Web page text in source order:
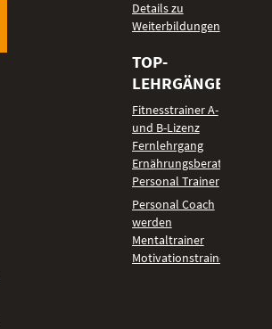
Details zu
Weiterbildungen
TOP-
LEHRGÄNGE
Fitnesstrainer A-
und B-Lizenz
Fernlehrgang
Ernährungsberater
Personal Trainer
Personal Coach
werden
Mentaltrainer
Motivationstrainer